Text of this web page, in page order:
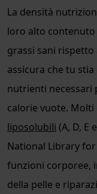
La densità
loro alto contenuto
grassi sani
assicura che tu
nutrienti necessari
calorie vuote.
liposolubili (A, D, E
National Library
funzioni corporee,
della pelle e